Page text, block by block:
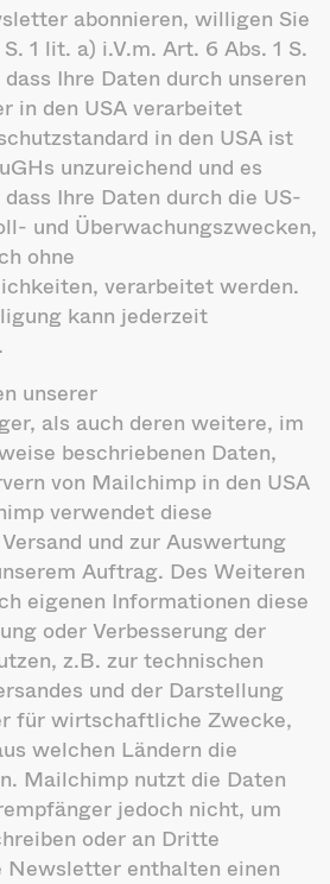
abonnieren, willigen Sie
1 lit. a) i.V.m. Art. 6 Abs. 1 S.
Ihre Daten durch unseren
in den USA verarbeitet
in den USA ist
unzureichend und es
Ihre Daten durch die US-
und Überwachungszwecken,
ohne
verarbeitet werden.
kann jederzeit
unserer
als auch deren weitere, im
beschriebenen Daten,
von Mailchimp in den USA
verwendet diese
und zur Auswertung
Auftrag. Des Weiteren
eigenen Informationen diese
oder Verbesserung der
z.B. zur technischen
und der Darstellung
für wirtschaftliche Zwecke,
welchen Ländern die
Mailchimp nutzt die Daten
jedoch nicht, um
oder an Dritte
Newsletter enthalten einen